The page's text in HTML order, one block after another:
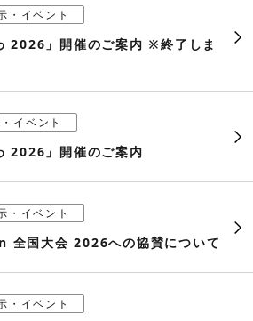
・イベント
2026」開催のご案内 ※終了しま
イベント
2026」開催のご案内
・イベント
国大会 2026への協賛について
・イベント